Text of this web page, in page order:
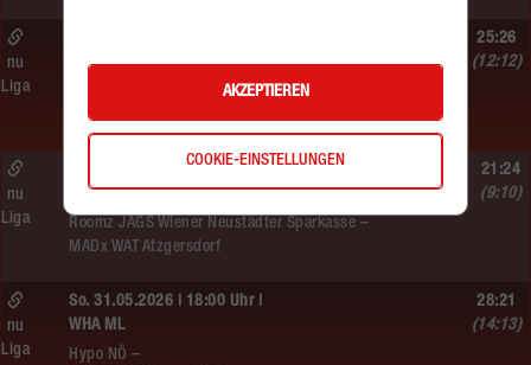
WU18
MADx WAT Atzgersdorf –
HIB Handball Graz
nu
Liga
25:26
(12:12)
WU18
Roomz JAGS Wiener Neustädter Sparkasse –
MADx WAT Atzgersdorf
nu
Liga
21:24
(9:10)
So. 31.05.2026 | 18:00 Uhr |
WHA ML
Hypo NÖ –
nu
Liga
28:21
(14:13)
AKZEPTIEREN
COOKIE-EINSTELLUNGEN